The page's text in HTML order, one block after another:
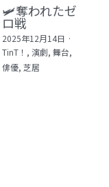
🛩️奪われたゼ
ロ戦
2025年12月14日 ·
TinT！, 演劇, 舞台,
俳優, 芝居